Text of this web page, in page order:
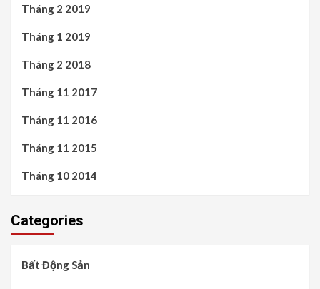
Tháng 2 2019
Tháng 1 2019
Tháng 2 2018
Tháng 11 2017
Tháng 11 2016
Tháng 11 2015
Tháng 10 2014
Categories
Bất Động Sản